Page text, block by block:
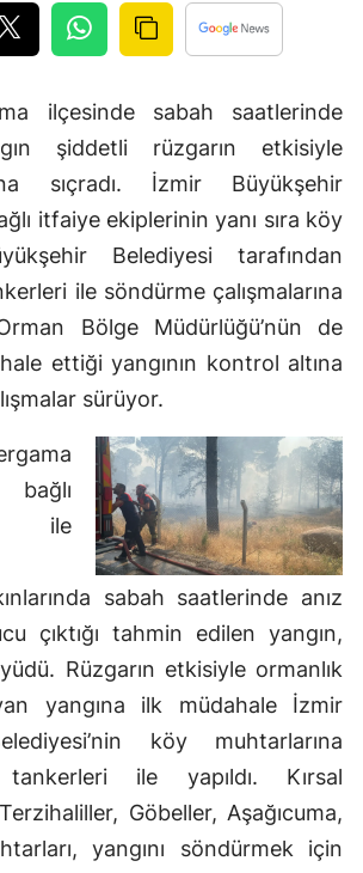
ilçesinde sabah saatlerinde
şiddetli rüzgarın etkisiyle
sıçradı. İzmir Büyükşehir
itfaiye ekiplerinin yanı sıra köy
Belediyesi tarafından
ile söndürme çalışmalarına
Bölge Müdürlüğü’nün de
ettiği yangının kontrol altına
sürüyor.
ile
sabah saatlerinde anız
çıktığı tahmin edilen yangın,
Rüzgarın etkisiyle ormanlık
yangına ilk müdahale İzmir
köy muhtarlarına
tankerleri ile yapıldı. Kırsal
Göbeller, Aşağıcuma,
yangını söndürmek için